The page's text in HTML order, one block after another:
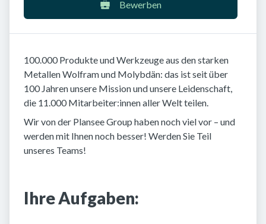
Bewerben
100.000 Produkte und Werkzeuge aus den starken
Metallen Wolfram und Molybdän: das ist seit über
100 Jahren unsere Mission und unsere Leidenschaft,
die 11.000 Mitarbeiter:innen aller Welt teilen.
Wir von der Plansee Group haben noch viel vor – und
werden mit Ihnen noch besser! Werden Sie Teil
unseres Teams!
Ihre Aufgaben: